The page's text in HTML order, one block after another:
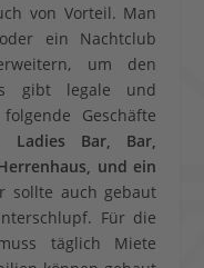
von Vorteil. Man
ein Nachtclub
um den
gibt legale und
Geschäfte
Ladies Bar, Bar,
und ein
sollte auch gebaut
Für die
täglich Miete